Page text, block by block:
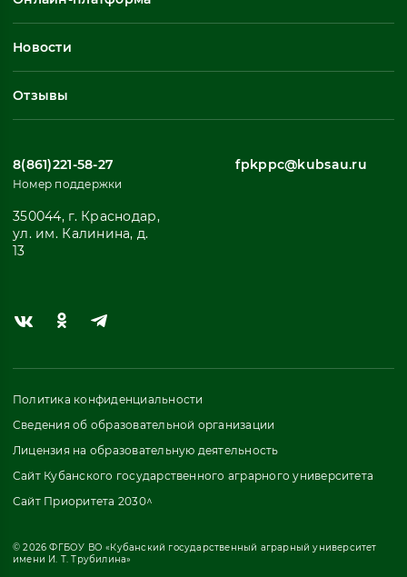
Профессиональное обучение
Все
Новости
Отзывы
8(861)221-58-27
Номер поддержки
fpkppc@kubsau.ru
350044, г. Краснодар,
ул. им. Калинина, д.
13
© 2026 ФГБОУ ВО «Кубанский государственный аграрный университет
имени И. Т. Трубилина»
Политика конфиденциальности
Сведения об образовательной организации
Лицензия на образовательную деятельность
Сайт Кубанского государственного аграрного университета
Сайт Приоритета 2030^